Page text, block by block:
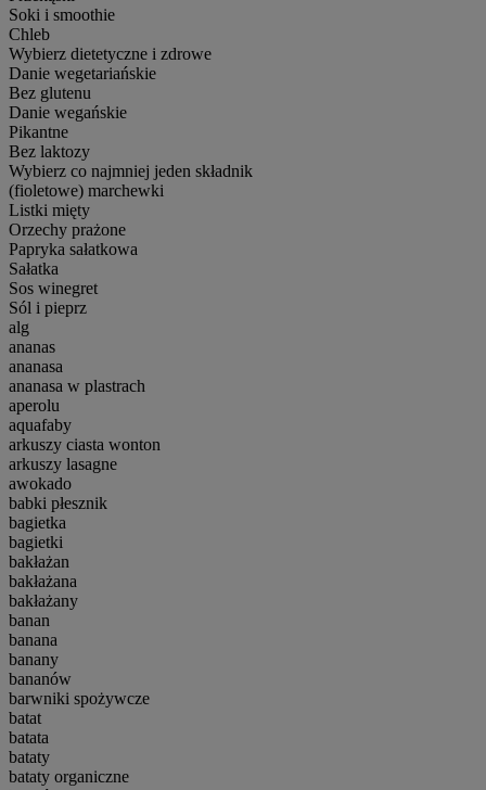
Soki i smoothie
Chleb
Wybierz dietetyczne i zdrowe
Danie wegetariańskie
Bez glutenu
Danie wegańskie
Pikantne
Bez laktozy
Wybierz co najmniej jeden składnik
(fioletowe) marchewki
Listki mięty
Orzechy prażone
Papryka sałatkowa
Sałatka
Sos winegret
Sól i pieprz
alg
ananas
ananasa
ananasa w plastrach
aperolu
aquafaby
arkuszy ciasta wonton
arkuszy lasagne
awokado
babki płesznik
bagietka
bagietki
bakłażan
bakłażana
bakłażany
banan
banana
banany
bananów
barwniki spożywcze
batat
batata
bataty
bataty organiczne